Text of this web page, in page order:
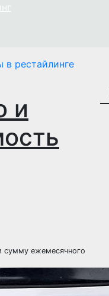
рестайлинге
и
сумму ежемесячного